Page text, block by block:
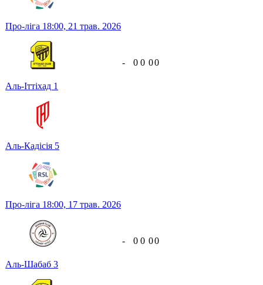
Про-ліга 18:00, 21 трав. 2026
Аль-Іттіхад 1
Аль-Кадісія 5
- 0 0 00
Про-ліга 18:00, 17 трав. 2026
Аль-Шабаб 3
- 0 0 00